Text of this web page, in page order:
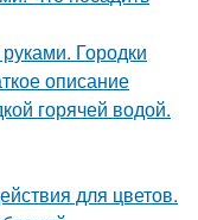
Городки
описание
горячей водой.
для цветов.